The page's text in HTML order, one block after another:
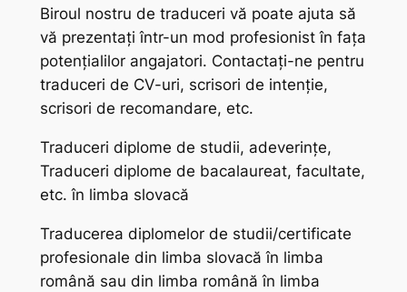
Biroul nostru de traduceri vă poate ajuta să
vă prezentați într-un mod profesionist în fața
potențialilor angajatori. Contactați-ne pentru
traduceri de CV-uri, scrisori de intenție,
scrisori de recomandare, etc.
Traduceri diplome de studii, adeverințe,
Traduceri diplome de bacalaureat, facultate,
etc. în limba slovacă
Traducerea diplomelor de studii/certificate
profesionale din limba slovacă în limba
română sau din limba română în limba